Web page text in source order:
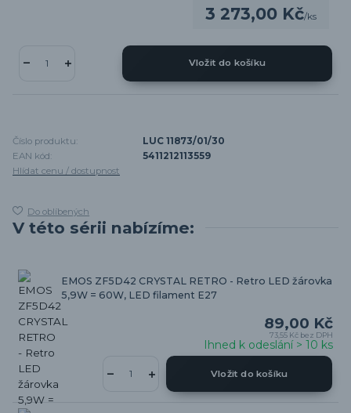
3 273,00 Kč/ks
Vložit do košíku
Číslo produktu:
LUC 11873/01/30
EAN kód:
5411212113559
Hlídat cenu / dostupnost
Do oblíbených
V této sérii nabízíme:
EMOS ZF5D42 CRYSTAL RETRO - Retro LED žárovka
5,9W = 60W, LED filament E27
89,00 Kč
73,55 Kč bez DPH
Ihned k odeslání > 10 ks
Vložit do košíku